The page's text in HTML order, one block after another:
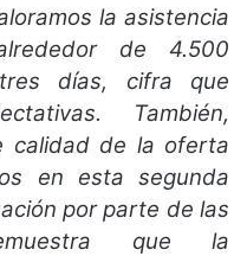
la asistencia
de 4.500
días, cifra que
También,
calidad de la oferta
en esta segunda
por parte de las
que la